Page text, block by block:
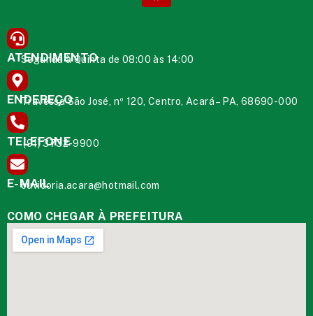
ATENDIMENTO
Segunda à Quinta de 08:00 às 14:00
ENDEREÇO
Travessa São José, nº 120, Centro, Acará – PA, 68690-000
TELEFONE
(91) 3732-9900
E-MAIL
ouvidoria.acara@hotmail.com
COMO CHEGAR À PREFEITURA